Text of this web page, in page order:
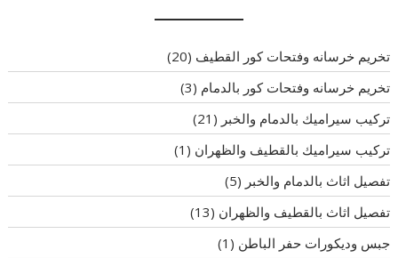
تخريم خرسانه وفتحات كور القطيف (20)
تخريم خرسانه وفتحات كور بالدمام (3)
تركيب سيراميك بالدمام والخبر (21)
تركيب سيراميك بالقطيف والظهران (1)
تفصيل اثاث بالدمام والخبر (5)
تفصيل اثاث بالقطيف والظهران (13)
جبس وديكورات حفر الباطن (1)